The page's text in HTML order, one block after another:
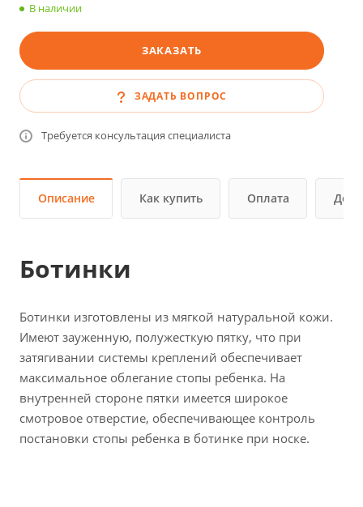
В наличии
ЗАКАЗАТЬ
ЗАДАТЬ ВОПРОС
Требуется консультация специалиста
Описание Как купить Оплата
Ботинки
Ботинки изготовлены из мягкой натуральной кожи.
Имеют зауженную, полужесткую пятку, что при
затягивании системы креплений обеспечивает
максимальное облегание стопы ребенка. На
внутренней стороне пятки имеется широкое
смотровое отверстие, обеспечивающее контроль
постановки стопы ребенка в ботинке при носке.